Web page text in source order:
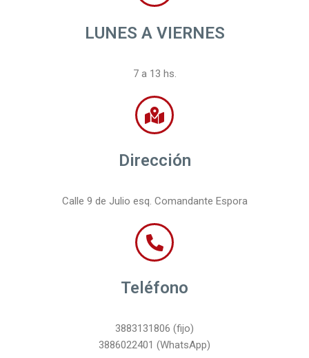
LUNES A VIERNES
7 a 13 hs.
Dirección
Calle 9 de Julio esq. Comandante Espora
Teléfono
3883131806 (fijo)
3886022401 (WhatsApp)